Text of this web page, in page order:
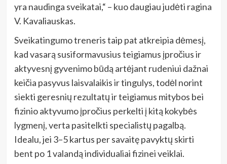
yra naudinga sveikatai,“ – kuo daugiau judėti ragina
V. Kavaliauskas.
Sveikatingumo treneris taip pat atkreipia dėmesį,
kad vasarą susiformavusius teigiamus įpročius ir
aktyvesnį gyvenimo būdą artėjant rudeniui dažnai
keičia pasyvus laisvalaikis ir tingulys, todėl norint
siekti geresnių rezultatų ir teigiamus mitybos bei
fizinio aktyvumo įpročius perkelti į kitą kokybės
lygmenį, verta pasitelkti specialistų pagalbą.
Idealu, jei 3–5 kartus per savaitę pavyktų skirti
bent po 1 valandą individualiai fizinei veiklai.